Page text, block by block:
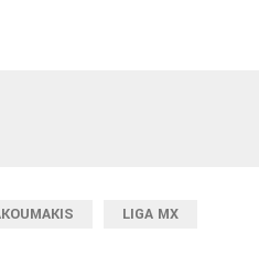
LIGA MX